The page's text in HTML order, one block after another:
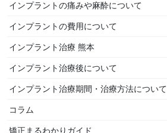
インプラントの痛みや麻酔について
インプラントの費用について
インプラント治療 熊本
インプラント治療後について
インプラント治療期間・治療方法について
コラム
矯正まるわかりガイド